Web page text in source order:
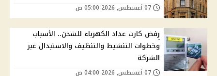
رفض كارت عداد الكهرباء للشحن.. الأسباب
وخطوات التنشيط والتنظيف والاستبدال عبر
الشركة